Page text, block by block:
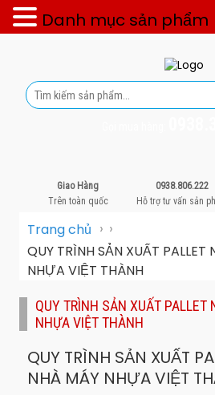
Giao Hàng
Trên toàn quốc
0938.806.222
Hỗ trợ tư vấn sản
Trang chủ › ›
QUY TRÌNH SẢN XUẤT
NHỰA VIỆT THÀNH
QUY TRÌNH SẢN XUẤT PALLET
NHỰA VIỆT THÀNH
QUY TRÌNH SẢN XUẤT
NHÀ MÁY NHỰA VIỆT
Danh mục sản phẩm